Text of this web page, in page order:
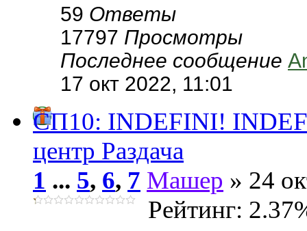
59 Ответы
17797 Просмотры
Последнее сообщение
17 окт 2022, 11:01
СП10: INDEFINI!
центр Раздача
1 ... 5, 6, 7 Машер » 24
Рейтинг: